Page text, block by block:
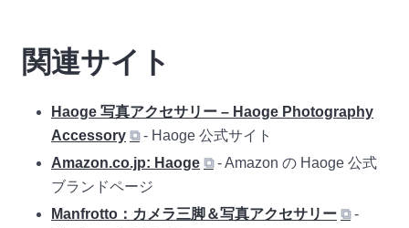
関連サイト
Haoge 写真アクセサリー – Haoge Photography
Accessory ⧉- Haoge 公式サイト
Amazon.co.jp: Haoge ⧉ - Amazon の Haoge 公式
ブランドページ
Manfrotto：カメラ三脚＆写真アクセサリー ⧉-